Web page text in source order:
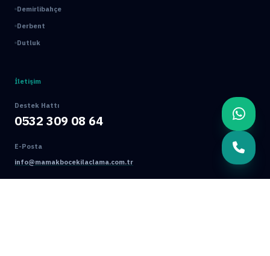
Demirlibahçe
Derbent
Dutluk
İletişim
Destek Hattı
0532 309 08 64
E-Posta
info@mamakbocekilaclama.com.tr